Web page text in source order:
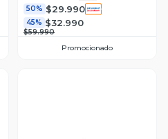
50% $29.990
45% $32.990
$59.990
Promocionado